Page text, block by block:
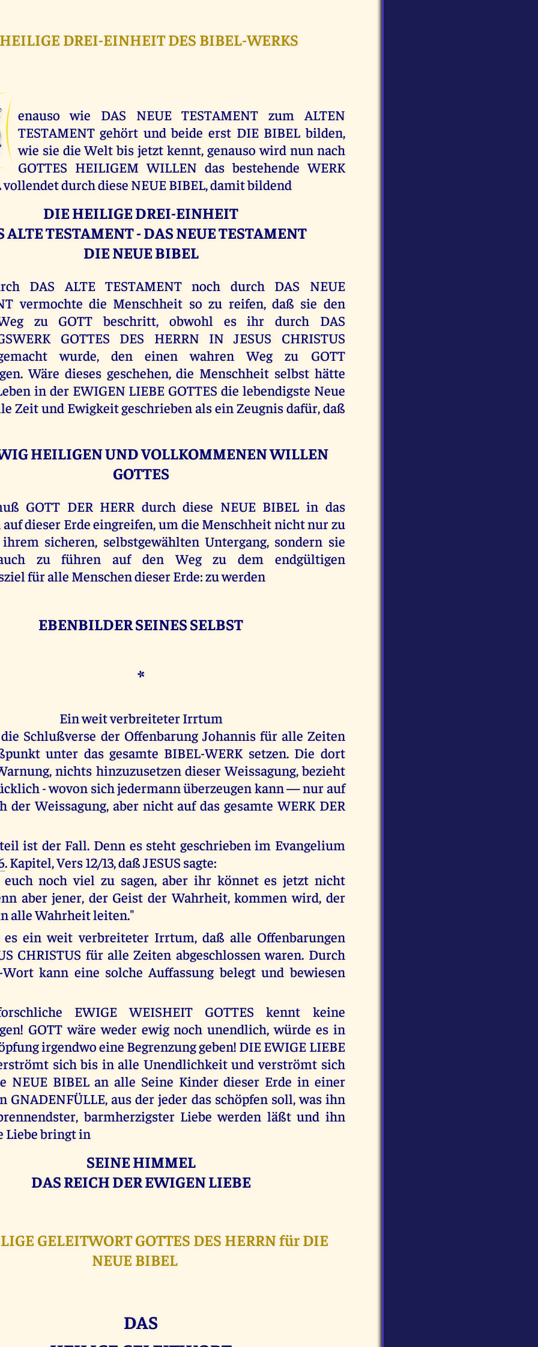
DREI-EINHEIT DES BIBEL-WERKS
enauso wie DAS NEUE TESTAMENT zum ALTEN
TESTAMENT gehört und beide erst DIE BIBEL bilden,
wie sie die Welt bis jetzt kennt, genauso wird nun nach
GOTTES HEILIGEM WILLEN das bestehende WERK
vollendet durch diese NEUE BIBEL, damit bildend
DIE HEILIGE DREI-EINHEIT
ALTE TESTAMENT - DAS NEUE TESTAMENT
DIE NEUE BIBEL
DAS ALTE TESTAMENT noch durch DAS NEUE
vermochte die Menschheit so zu reifen, daß sie den
zu GOTT beschritt, obwohl es ihr durch DAS
GOTTES DES HERRN IN JESUS CHRISTUS
wurde, den einen wahren Weg zu GOTT
Wäre dieses geschehen, die Menschheit selbst hätte
in der EWIGEN LIEBE GOTTES die lebendigste Neue
Zeit und Ewigkeit geschrieben als ein Zeugnis dafür, daß
HEILIGEN UND VOLLKOMMENEN WILLEN
GOTTES
GOTT DER HERR durch diese NEUE BIBEL in das
auf dieser Erde eingreifen, um die Menschheit nicht nur zu
sicheren, selbstgewählten Untergang, sondern sie
zu führen auf den Weg zu dem endgültigen
für alle Menschen dieser Erde: zu werden
EBENBILDER SEINES SELBST
*
Ein weit verbreiteter Irrtum
Schlußverse der Offenbarung Johannis für alle Zeiten
unter das gesamte BIBEL-WERK setzen. Die dort
nichts hinzuzusetzen dieser Weissagung, bezieht
- wovon sich jedermann überzeugen kann — nur auf
der Weissagung, aber nicht auf das gesamte WERK DER
ist der Fall. Denn es steht geschrieben im Evangelium
. Kapitel, Vers 12/13, daß JESUS sagte:
euch noch viel zu sagen, aber ihr könnet es jetzt nicht
aber jener, der Geist der Wahrheit, kommen wird, der
alle Wahrheit leiten."
es ein weit verbreiteter Irrtum, daß alle Offenbarungen
CHRISTUS für alle Zeiten abgeschlossen waren. Durch
kann eine solche Auffassung belegt und bewiesen
EWIGE WEISHEIT GOTTES kennt keine
GOTT wäre weder ewig noch unendlich, würde es in
irgendwo eine Begrenzung geben! DIE EWIGE LIEBE
sich bis in alle Unendlichkeit und verströmt sich
NEUE BIBEL an alle Seine Kinder dieser Erde in einer
GNADENFÜLLE, aus der jeder das schöpfen soll, was ihn
barmherzigster Liebe werden läßt und ihn
Liebe bringt in
SEINE HIMMEL
DAS REICH DER EWIGEN LIEBE
GELEITWORT GOTTES DES HERRN für DIE
NEUE BIBEL
DAS